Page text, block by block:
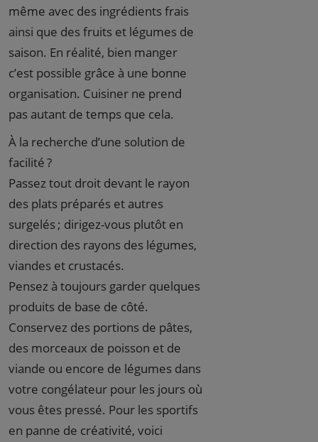
même avec des ingrédients frais
ainsi que des fruits et légumes de
saison. En réalité, bien manger
c’est possible grâce à une bonne
organisation. Cuisiner ne prend
pas autant de temps que cela.
À la recherche d’une solution de
facilité ?
Passez tout droit devant le rayon
des plats préparés et autres
surgelés ; dirigez-vous plutôt en
direction des rayons des légumes,
viandes et crustacés.
Pensez à toujours garder quelques
produits de base de côté.
Conservez des portions de pâtes,
des morceaux de poisson et de
viande ou encore de légumes dans
votre congélateur pour les jours où
vous êtes pressé. Pour les sportifs
en panne de créativité, voici